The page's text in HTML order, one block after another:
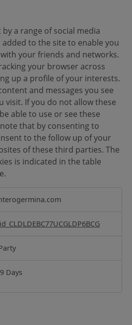
a range of social media
added to the site to enable you
your friends and networks.
your browser across
up a profile of your interests.
and messages you see
visit. If you do not allow these
able to use or see these
that by consenting to
to the follow up of your
of these third parties. The
is indicated in the table
Days